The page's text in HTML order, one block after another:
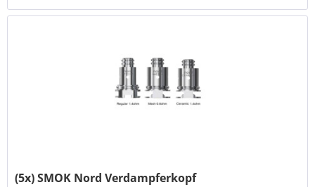
(5x) SMOK Nord Verdampferkopf